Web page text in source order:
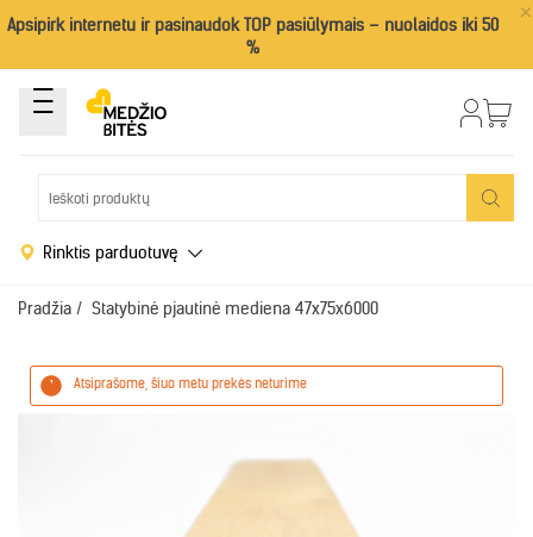
×
Apsipirk internetu ir pasinaudok TOP pasiūlymais – nuolaidos iki 50
%
Rinktis parduotuvę
Pradžia / Statybinė pjautinė mediena 47x75x6000
Atsiprašome, šiuo metu prekės neturime